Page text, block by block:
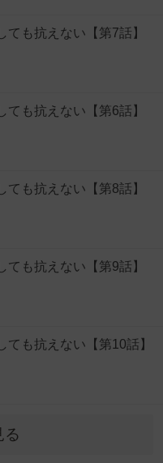
ても抗えない【第7話】
ても抗えない【第6話】
ても抗えない【第8話】
ても抗えない【第9話】
ても抗えない【第10話】
る